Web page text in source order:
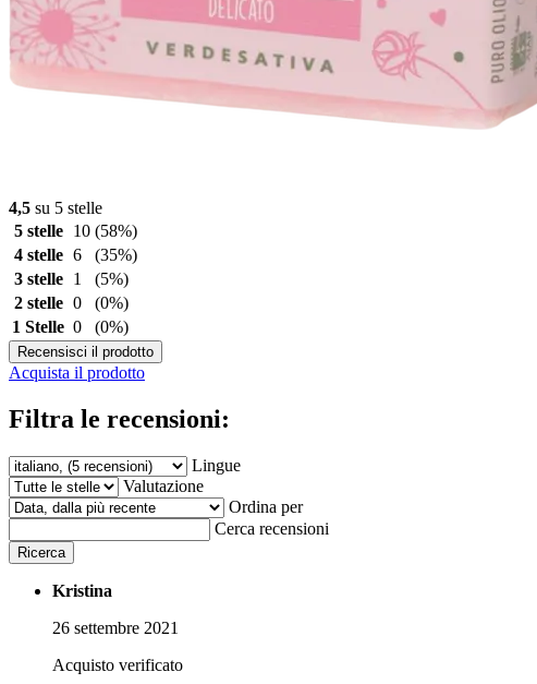
4,5 su 5 stelle
5 stelle
10 (58%)
4 stelle 6
(35%)
3 stelle
1
(5%)
2 stelle 0
(0%)
1 Stelle 0 (0%)
Recensisci il prodotto
Acquista il prodotto
Filtra le recensioni:
Lingue
Valutazione
Ordina per
Cerca recensioni
Ricerca
Kristina
26 settembre 2021
Acquisto verificato